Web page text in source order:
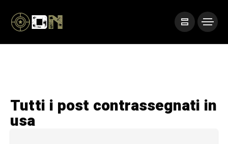
Tutti i post contrassegnati in
usa